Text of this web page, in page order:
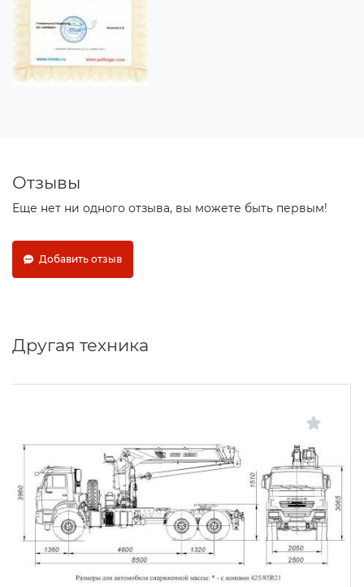
Отзывы
Еще нет ни одного отзыва, вы можете быть первым!
Добавить отзыв
Другая техника